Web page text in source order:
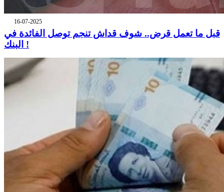
16-07-2025
قبل ما تعمل قرض.. شوف قداش تنجم توصل الفائدة في
البنك !